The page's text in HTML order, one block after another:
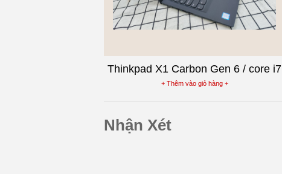
Thinkpad X1 Carbon Gen 6 / core i7
8550U / Ram 16G / SSD NVME
+ Thêm vào giỏ hàng +
Nhận Xét